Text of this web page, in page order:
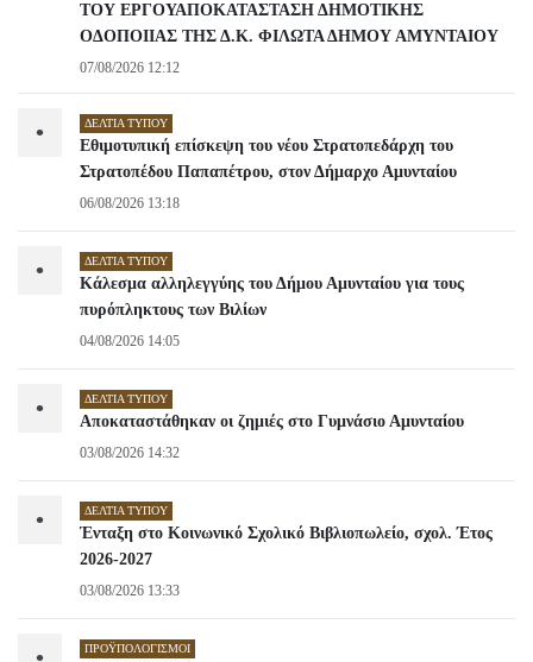
ΤΟΥ ΕΡΓΟΥΑΠΟΚΑΤΑΣΤΑΣΗ ΔΗΜΟΤΙΚΗΣ
ΟΔΟΠΟΙΙΑΣ ΤΗΣ Δ.Κ. ΦΙΛΩΤΑ ΔΗΜΟΥ ΑΜΥΝΤΑΙΟΥ
07/08/2026 12:12
• ΔΕΛΤΊΑ ΤΎΠΟΥ
Εθιμοτυπική επίσκεψη του νέου Στρατοπεδάρχη του
Στρατοπέδου Παπαπέτρου, στον Δήμαρχο Αμυνταίου
06/08/2026 13:18
• ΔΕΛΤΊΑ ΤΎΠΟΥ
Κάλεσμα αλληλεγγύης του Δήμου Αμυνταίου για τους
πυρόπληκτους των Βιλίων
04/08/2026 14:05
• ΔΕΛΤΊΑ ΤΎΠΟΥ
Αποκαταστάθηκαν οι ζημιές στο Γυμνάσιο Αμυνταίου
03/08/2026 14:32
• ΔΕΛΤΊΑ ΤΎΠΟΥ
Ένταξη στο Κοινωνικό Σχολικό Βιβλιοπωλείο, σχολ. Έτος
2026-2027
03/08/2026 13:33
ΠΡΟΫΠΟΛΟΓΙΣΜΟΊ